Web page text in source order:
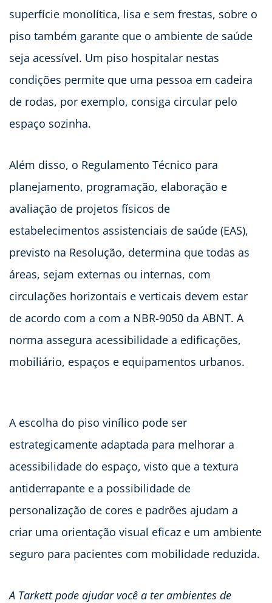
superfície monolítica, lisa e sem frestas, sobre o
piso também garante que o ambiente de saúde
seja acessível. Um piso hospitalar nestas
condições permite que uma pessoa em cadeira
de rodas, por exemplo, consiga circular pelo
espaço sozinha.
Além disso, o Regulamento Técnico para
planejamento, programação, elaboração e
avaliação de projetos físicos de
estabelecimentos assistenciais de saúde (EAS),
previsto na Resolução, determina que todas as
áreas, sejam externas ou internas, com
circulações horizontais e verticais devem estar
de acordo com a com a NBR-9050 da ABNT. A
norma assegura acessibilidade a edificações,
mobiliário, espaços e equipamentos urbanos.
A escolha do piso vinílico pode ser
estrategicamente adaptada para melhorar a
acessibilidade do espaço, visto que a textura
antiderrapante e a possibilidade de
personalização de cores e padrões ajudam a
criar uma orientação visual eficaz e um ambiente
seguro para pacientes com mobilidade reduzida.
A Tarkett pode ajudar você a ter ambientes de